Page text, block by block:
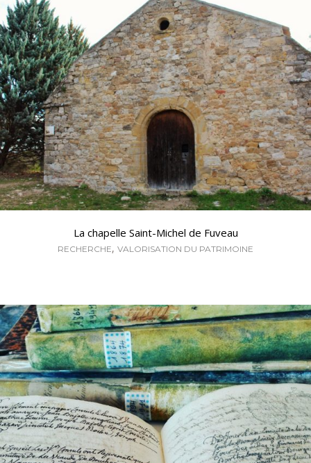
La chapelle Saint-Michel de Fuveau
RECHERCHE, VALORISATION DU PATRIMOINE